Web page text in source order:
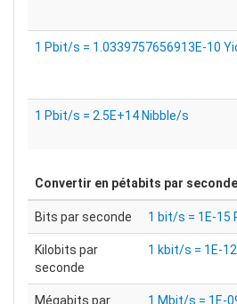
1 Pbit/s = 1.0339757656913E-10
1 Pbit/s = 2.5E+14 Nibble/s
Convertir en pétabits par
Bits par seconde 1 bit/s = 1E-15
Kilobits par
seconde
1 kbit/s = 1E-
Mégabits par
1 Mbit/s = 1E-